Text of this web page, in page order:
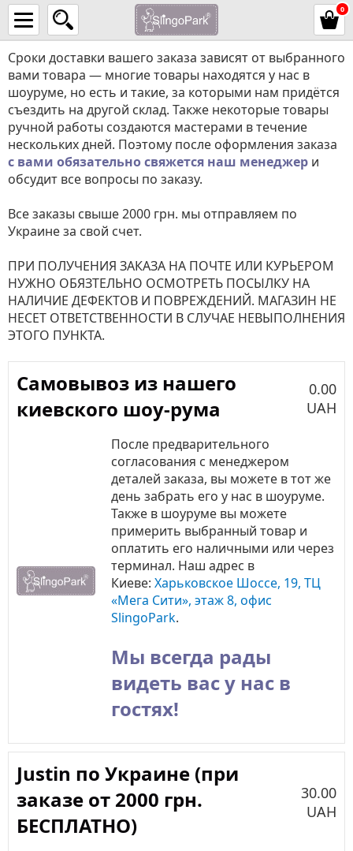
0
Сроки доставки вашего заказа зависят от выбранного
вами товара — многие товары находятся у нас в
шоуруме, но есть и такие, за которыми нам придётся
съездить на другой склад. Также некоторые товары
ручной работы создаются мастерами в течение
нескольких дней. Поэтому после оформления заказа
с вами обязательно свяжется наш менеджер и
обсудит все вопросы по заказу.
Все заказы свыше 2000 грн. мы отправляем по
Украине за свой счет.
ПРИ ПОЛУЧЕНИЯ ЗАКАЗА НА ПОЧТЕ ИЛИ КУРЬЕРОМ
НУЖНО ОБЯЗТЕЛЬНО ОСМОТРЕТЬ ПОСЫЛКУ НА
НАЛИЧИЕ ДЕФЕКТОВ И ПОВРЕЖДЕНИЙ. МАГАЗИН НЕ
НЕСЕТ ОТВЕТСТВЕННОСТИ В СЛУЧАЕ НЕВЫПОЛНЕНИЯ
ЭТОГО ПУНКТА.
Самовывоз из нашего
киевского шоу-рума
0.00
UAH
После предварительного
согласования с менеджером
деталей заказа, вы можете в тот же
день забрать его у нас в шоуруме.
Также в шоуруме вы можете
примерить выбранный товар и
оплатить его наличными или через
терминал. Наш адрес в
Киеве: Харьковское Шоссе, 19, ТЦ
«Мега Сити», этаж 8, офис
SlingoPark.
Мы всегда рады
видеть вас у нас в
гостях!
Justin по Украине (при
заказе от 2000 грн.
БЕСПЛАТНО)
30.00
UAH